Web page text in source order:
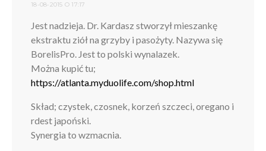
18-08-2015 O 17:17
Jest nadzieja. Dr. Kardasz stworzył mieszankę
ekstraktu ziół na grzyby i pasożyty. Nazywa się
BorelisPro. Jest to polski wynalazek.
Można kupić tu;
https://atlanta.myduolife.com/shop.html
Skład; czystek, czosnek, korzeń szczeci, oregano i
rdest japoński.
Synergia to wzmacnia.